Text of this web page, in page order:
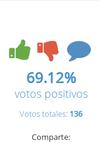
69.12%
votos positivos
Votos totales: 136
Comparte: